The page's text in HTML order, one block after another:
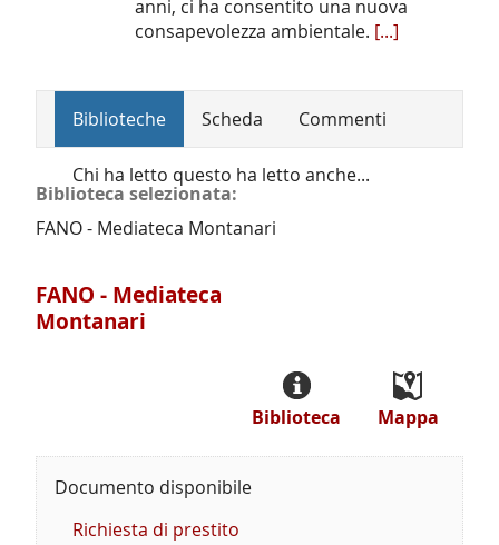
anni, ci ha consentito una nuova
consapevolezza ambientale. [...]
Biblioteche Scheda Commenti
Chi ha letto questo ha letto anche...
Biblioteca selezionata:
FANO - Mediateca Montanari
FANO - Mediateca
Montanari
Mappa
Biblioteca
Documento disponibile
Richiesta di prestito